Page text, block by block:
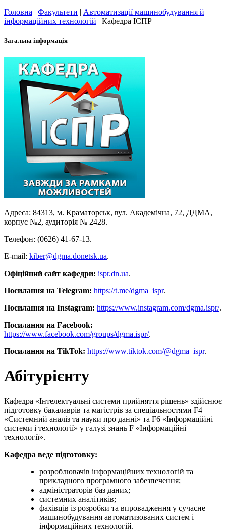
Головна | Факультети | Автоматизації машинобудування й
інформаційних технологій | Кафедра ІСПР
Загальна інформація
Адреса: 84313, м. Краматорськ, вул. Академічна, 72, ДДМА,
корпус №2, аудиторія № 2428.
Телефон: (0626) 41-67-13.
E-mail: kiber@dgma.donetsk.ua.
Офіційний сайт кафедри: ispr.dn.ua.
Посилання на Telegram: https://t.me/dgma_ispr.
Посилання на Instagram: https://www.instagram.com/dgma.ispr/.
Посилання на Facebook:
https://www.facebook.com/groups/dgma.ispr/.
Посилання на TikTok: https://www.tiktok.com/@dgma_ispr.
Абітурієнту
Кафедра «Інтелектуальні системи прийняття рішень» здійснює
підготовку бакалаврів та магістрів за спеціальностями F4
«Системний аналіз та науки про данні» та F6 «Інформаційні
системи і технології» у галузі знань F «Інформаційні
технології».
Кафедра веде підготовку:
розроблювачів інформаційних технологій та
прикладного програмного забезпечення;
адміністраторів баз даних;
системних аналітиків;
фахівців із розробки та впровадження у сучасне
машинобудування автоматизованих систем і
інформаційних технологій.